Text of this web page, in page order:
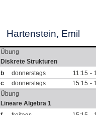
Hartenstein, Emil
Übung
Diskrete Strukturen
b
donnerstags 11:15 -
c
donnerstags 15:15 -
Übung
Lineare Algebra 1